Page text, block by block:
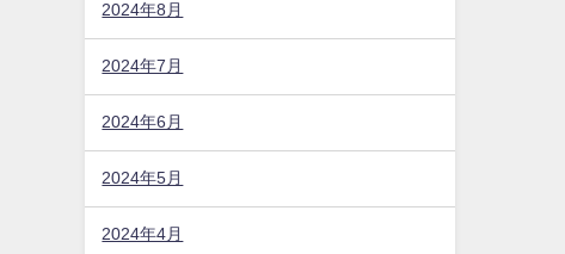
2024年8月
2024年7月
2024年6月
2024年5月
2024年4月